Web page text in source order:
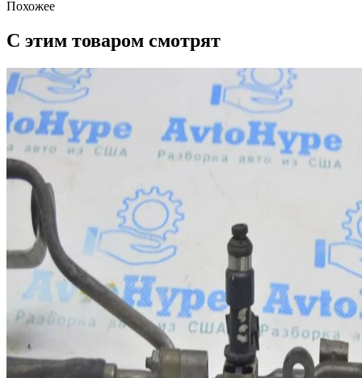
Похожее
С этим товаром смотрят